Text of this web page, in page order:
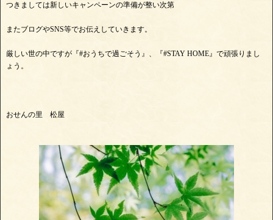
つきましては新しいキャンペーンの準備が整い次第
またブログやSNS等でお伝えしていきます。
厳しい世の中ですが『#おうちで過ごそう』、『#STAY HOME』で頑張りまし
ょう。
おせんの里 松屋